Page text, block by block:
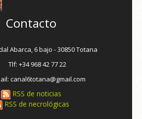
Contacto
Abarca, 6 bajo - 30850 Totana
Tlf: +34 968 42 77 22
canal6totana@gmail.com
RSS de noticias
RSS de necrológicas